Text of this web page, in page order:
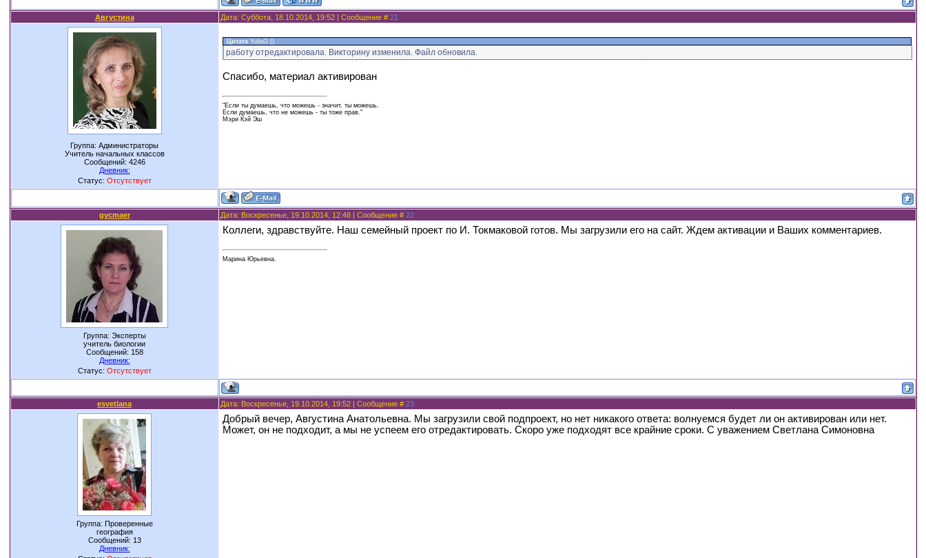
Августина Дата: Суббота, 18.10.2014, 19:52 | Сообщение # 21
Группа: Администраторы
Учитель начальных классов
Сообщений: 4246
Дневник:
Статус: Отсутствует
Цитата YuliaG()
работу отредактировала. Викторину изменила. Файл обновила.
Спасибо, материал активирован
"Если ты думаешь, что можешь - значит, ты можешь.
Если думаешь, что не можешь - ты тоже прав."
Мэри Кэй Эш
gycmaer Дата: Воскресенье, 19.10.2014, 12:48 | Сообщение # 22
Группа: Эксперты
учитель биологии
Сообщений: 158
Дневник:
Статус: Отсутствует
Коллеги, здравствуйте. Наш семейный проект по И. Токмаковой готов. Мы загрузили его на сайт. Ждем активации и Ваших комментариев.
Марина Юрьевна.
esvetlana Дата: Воскресенье, 19.10.2014, 19:52 | Сообщение # 23
Группа: Проверенные
география
Сообщений: 13
Дневник:
Добрый вечер, Августина Анатольевна. Мы загрузили свой подпроект, но нет никакого ответа: волнуемся будет ли он активирован или нет.
Может, он не подходит, а мы не успеем его отредактировать. Скоро уже подходят все крайние сроки. С уважением Светлана Симоновна